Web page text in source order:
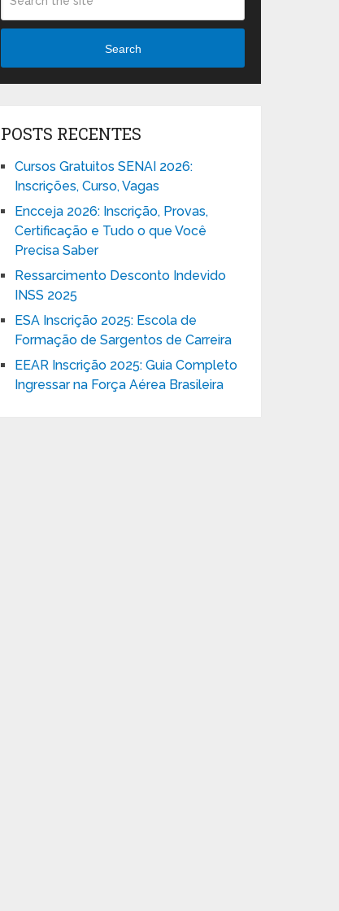
Search
POSTS RECENTES
Cursos Gratuitos SENAI 2026:
Inscrições, Curso, Vagas
Encceja 2026: Inscrição, Provas,
Certificação e Tudo o que Você
Precisa Saber
Ressarcimento Desconto Indevido
INSS 2025
ESA Inscrição 2025: Escola de
Formação de Sargentos de Carreira
EEAR Inscrição 2025: Guia Completo
Ingressar na Força Aérea Brasileira